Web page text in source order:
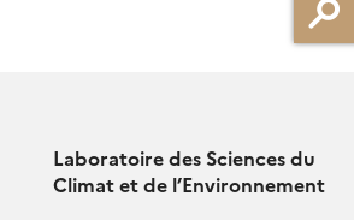
Laboratoire des Sciences du
Climat et de l’Environnement